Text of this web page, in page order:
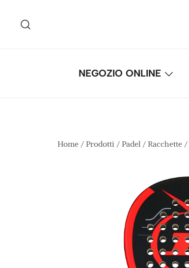
contenuto
NEGOZIO ONLINE
Home / Prodotti / Padel / Racchette /